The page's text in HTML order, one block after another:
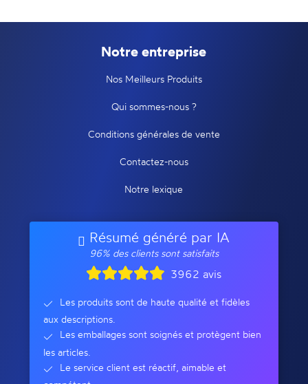
Notre entreprise
Nos Meilleurs Produits
Qui sommes-nous ?
Conditions générales de vente
Contactez-nous
Notre lexique
Résumé généré par IA
96% des clients sont satisfaits
3962 avis
Les produits sont de haute qualité et fidèles
aux descriptions.
Les emballages sont soignés et protègent bien
les articles.
Le service client est réactif, aimable et